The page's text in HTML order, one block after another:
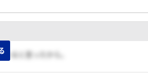
ると思ったから。